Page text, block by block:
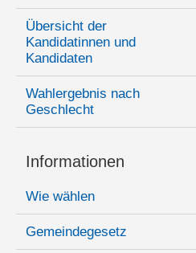
Übersicht der
Kandidatinnen und
Kandidaten
Wahlergebnis nach
Geschlecht
Informationen
Wie wählen
Gemeindegesetz